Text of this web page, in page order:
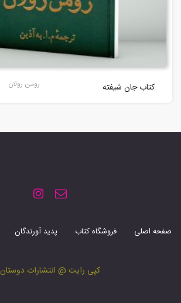
کتاب جان شیفته رومن رولان
صفحه اصلی فروشگاه کتاب پدید آورندگان
کپی رایت @ انتشارات دوستان